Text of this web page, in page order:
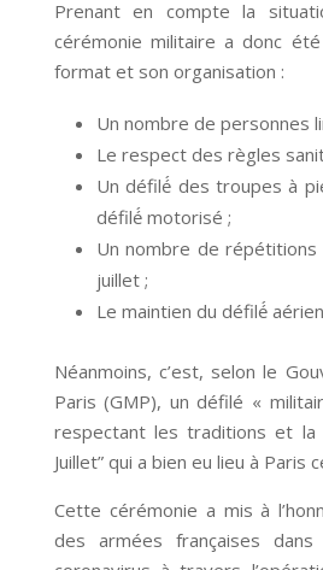
Prenant en compte la
cérémonie militaire a donc
format et son organisation :
Un nombre de personnes
Le respect des règles
Un défilé́ des troupes à
défilé́ motorisé ;
Un nombre de
juillet ;
Le maintien du défilé́
Néanmoins, c’est, selon le
Paris (GMP), un défilé «
respectant les traditions et la
Juillet” qui a bien eu lieu à Paris
Cette cérémonie a mis à
des armées françaises